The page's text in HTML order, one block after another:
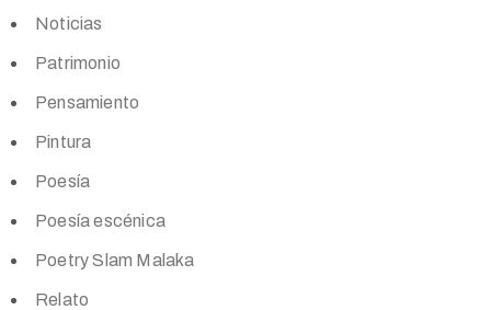
Noticias
Patrimonio
Pensamiento
Pintura
Poesía
Poesía escénica
Poetry Slam Malaka
Relato